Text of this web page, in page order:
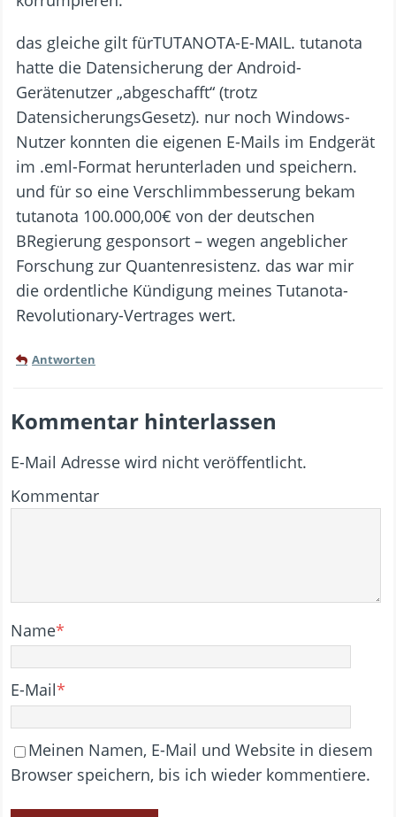
das gleiche gilt fürTUTANOTA-E-MAIL. tutanota
hatte die Datensicherung der Android-
Gerätenutzer „abgeschafft“ (trotz
DatensicherungsGesetz). nur noch Windows-
Nutzer konnten die eigenen E-Mails im Endgerät
im .eml-Format herunterladen und speichern.
und für so eine Verschlimmbesserung bekam
tutanota 100.000,00€ von der deutschen
BRegierung gesponsort – wegen angeblicher
Forschung zur Quantenresistenz. das war mir
die ordentliche Kündigung meines Tutanota-
Revolutionary-Vertrages wert.
Antworten
Kommentar hinterlassen
E-Mail Adresse wird nicht veröffentlicht.
Kommentar
Name*
E-Mail*
Meinen Namen, E-Mail und Website in diesem
Browser speichern, bis ich wieder kommentiere.